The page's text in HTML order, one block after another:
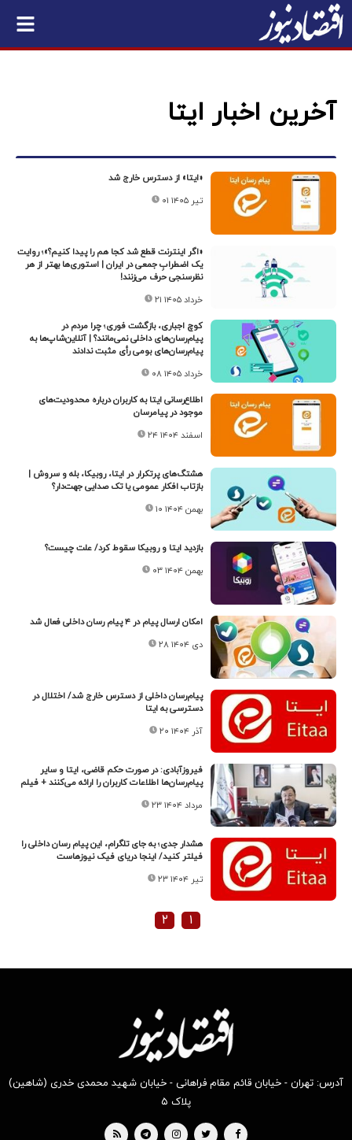
آخرین اخبار ایتا
«ایتا» از دسترس خارج شد
۰۱ تیر ۱۴۰۵
«اگر اینترنت قطع شد کجا هم را پیدا کنیم؟»؛ روایت
یک اضطرابِ جمعی در ایران | استوری‌ها بهتر از هر
نظرسنجی حرف می‌زنند!
۲۱ خرداد ۱۴۰۵
کوچ اجباری، بازگشت فوری؛ چرا مردم در
پیام‌رسان‌های داخلی نمی‌مانند؟ | آنلاین‌شاپ‌ها به
پیام‌رسان‌های بومی رأی مثبت ندادند
۰۸ خرداد ۱۴۰۵
اطلاع‌رسانی ایتا به کاربران درباره محدودیت‌های
موجود در پیامرسان
۲۴ اسفند ۱۴۰۴
هشتگ‌های پرتکرار در ایتا، روبیکا، بله و سروش |
بازتاب افکار عمومی یا تک‌ صدایی جهت‌دار؟
۱۰ بهمن ۱۴۰۴
بازدید‌ ایتا و روبیکا سقوط کرد/ علت چیست؟
۰۳ بهمن ۱۴۰۴
امکان ارسال پیام در ۴ پیام رسان داخلی فعال شد
۲۸ دی ۱۴۰۴
پیام‌رسان داخلی از دسترس خارج شد/ اختلال در
دسترسی به ایتا
۲۰ آذر ۱۴۰۴
فیروزآبادی: در صورت حکم قاضی، ایتا و سایر
پیام‌رسان‌ها اطلاعات کاربران را ارائه می‌کنند + فیلم
۲۳ مرداد ۱۴۰۴
هشدار جدی؛ به جای تلگرام، این پیام رسان داخلی را
فیلتر کنید/ اینجا دریای فیک نیوزهاست
۲۳ تیر ۱۴۰۴
۱ ۲
آدرس: تهران - خیابان قائم مقام فراهانی - خیابان شهید محمدی خدری (شاهین)
پلاک ۵